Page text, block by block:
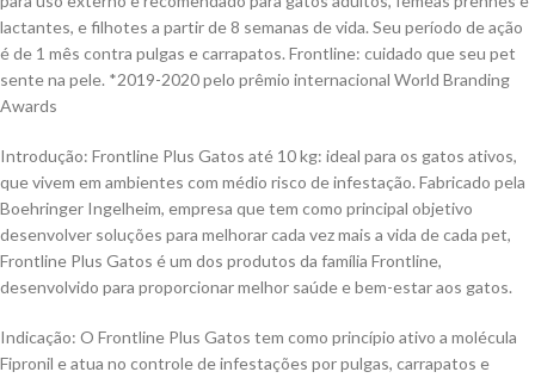
lactantes, e filhotes a partir de 8 semanas de vida. Seu período de ação
é de 1 mês contra pulgas e carrapatos. Frontline: cuidado que seu pet
sente na pele. *2019-2020 pelo prêmio internacional World Branding
Awards
Introdução: Frontline Plus Gatos até 10 kg: ideal para os gatos ativos,
que vivem em ambientes com médio risco de infestação. Fabricado pela
Boehringer Ingelheim, empresa que tem como principal objetivo
desenvolver soluções para melhorar cada vez mais a vida de cada pet,
Frontline Plus Gatos é um dos produtos da família Frontline,
desenvolvido para proporcionar melhor saúde e bem-estar aos gatos.
Indicação: O Frontline Plus Gatos tem como princípio ativo a molécula
Fipronil e atua no controle de infestações por pulgas, carrapatos e